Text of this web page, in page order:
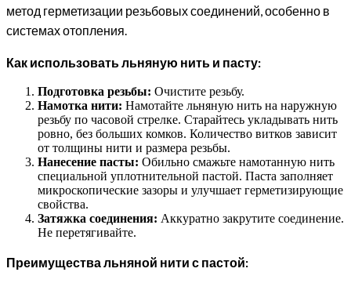
метод герметизации резьбовых соединений, особенно в
системах отопления.
Как использовать льняную нить и пасту:
Подготовка резьбы: Очистите резьбу.
Намотка нити: Намотайте льняную нить на наружную
резьбу по часовой стрелке. Старайтесь укладывать нить
ровно, без больших комков. Количество витков зависит
от толщины нити и размера резьбы.
Нанесение пасты: Обильно смажьте намотанную нить
специальной уплотнительной пастой. Паста заполняет
микроскопические зазоры и улучшает герметизирующие
свойства.
Затяжка соединения: Аккуратно закрутите соединение.
Не перетягивайте.
Преимущества льняной нити с пастой: